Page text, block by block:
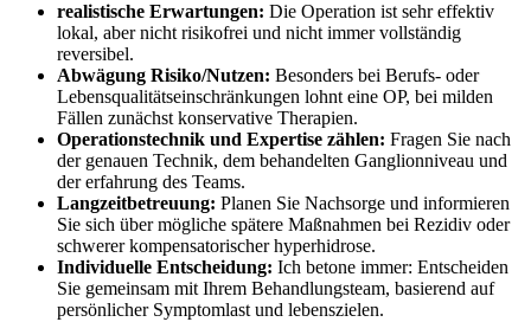
realistische Erwartungen: Die Operation ist sehr effektiv​
lokal, aber nicht risikofrei und nicht ​immer vollständig
reversibel.
Abwägung Risiko/Nutzen: Besonders bei Berufs- oder
Lebensqualitätseinschränkungen​ lohnt eine OP, bei milden
Fällen zunächst konservative Therapien.
Operationstechnik und Expertise zählen: Fragen Sie nach
der⁣ genauen Technik, dem behandelten ‌Ganglionniveau und
der erfahrung des Teams.
Langzeitbetreuung: Planen Sie⁤ Nachsorge und informieren
Sie sich über mögliche spätere ⁢Maßnahmen bei Rezidiv oder
schwerer kompensatorischer hyperhidrose.
Individuelle Entscheidung: ​Ich betone immer: Entscheiden
Sie gemeinsam mit Ihrem Behandlungsteam, ⁣basierend auf
persönlicher⁤ Symptomlast und lebenszielen.